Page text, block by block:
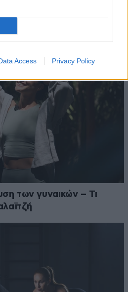
Access Privacy Policy
των γυναικών – Τι